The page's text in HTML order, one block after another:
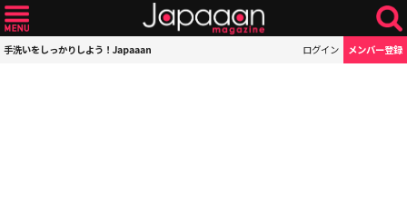
手洗いをしっかりしよう！Japaaan ログイン メンバー登録